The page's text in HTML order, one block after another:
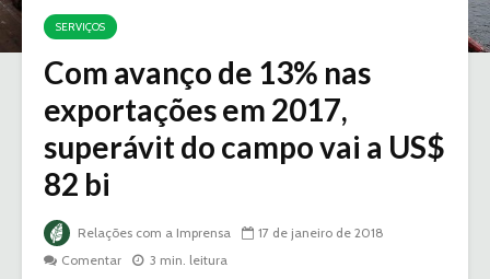
SERVIÇOS
Com avanço de 13% nas
exportações em 2017,
superávit do campo vai a US$
82 bi
Relações com a Imprensa
17 de janeiro de 2018
Comentar
3 min. leitura